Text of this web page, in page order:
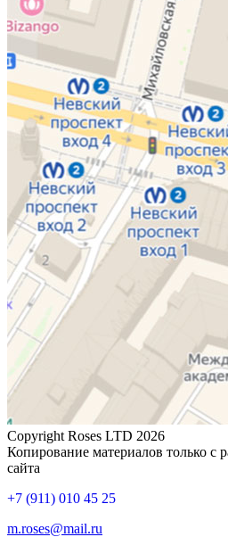
Copyright Roses LTD 2026
Копирование материалов только с
сайта
+7 (911) 010 45 25
m.roses@mail.ru